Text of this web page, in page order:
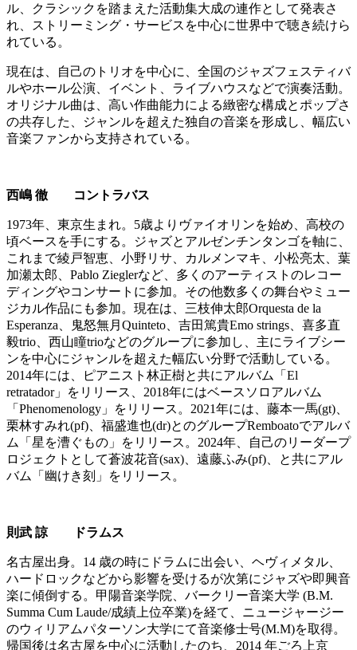
ル、クラシックを踏まえた活動集大成の連作として発表さ
れ、ストリーミング・サービスを中心に世界中で聴き続けら
れている。
現在は、自己のトリオを中心に、全国のジャズフェスティバ
ルやホール公演、イベント、ライブハウスなどで演奏活動。
オリジナル曲は、高い作曲能力による緻密な構成とポップさ
の共存した、ジャンルを超えた独自の音楽を形成し、幅広い
音楽ファンから支持されている。
⻄嶋 徹 コントラバス
1973年、東京生まれ。5歳よりヴァイオリンを始め、高校の
頃ベースを手にする。ジャズとアルゼンチンタンゴを軸に、
これまで綾戸智恵、小野リサ、カルメンマキ、小松亮太、葉
加瀬太郎、Pablo Zieglerなど、多くのアーティストのレコー
ディングやコンサートに参加。その他数多くの舞台やミュー
ジカル作品にも参加。現在は、三枝伸太郎Orquesta de la
Esperanza、鬼怒無月Quinteto、吉田篤貴Emo strings、喜多直
毅trio、西山瞳trioなどのグループに参加し、主にライブシー
ンを中心にジャンルを超えた幅広い分野で活動している。
2014年には、ピアニスト林正樹と共にアルバム「El
retratador」をリリース、2018年にはベースソロアルバム
「Phenomenology」をリリース。2021年には、藤本一馬(gt)、
栗林すみれ(pf)、福盛進也(dr)とのグループRemboatoでアルバ
ム「星を漕ぐもの」をリリース。2024年、自己のリーダープ
ロジェクトとして蒼波花音(sax)、遠藤ふみ(pf)、と共にアル
バム「幽けき刻」をリリース。
則武 諒 ドラムス
名古屋出身。14 歳の時にドラムに出会い、ヘヴィメタル、
ハードロックなどから影響を受けるが次第にジャズや即興音
楽に傾倒する。甲陽音楽学院、バークリー音楽大学 (B.M.
Summa Cum Laude/成績上位卒業)を経て、ニュージャージー
のウィリアムパターソン大学にて音楽修士号(M.M)を取得。
帰国後は名古屋を中心に活動したのち、2014 年ごろ上京